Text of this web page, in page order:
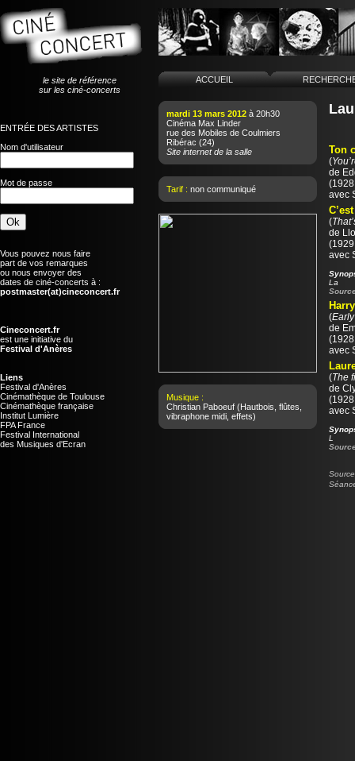
le site de référence
sur les ciné-concerts
ENTRÉE DES ARTISTES
Nom d'utilisateur
Mot de passe
Vous pouvez nous faire
part de vos remarques
ou nous envoyer des
dates de ciné-concerts à :
postmaster(at)cineconcert.fr
Cineconcert.fr
est une initiative du
Festival d'Anères
Liens
Festival d'Anères
Cinémathèque de Toulouse
Cinémathèque française
Institut Lumière
FPA France
Festival International
des Musiques d'Ecran
ACCUEIL
mardi 13 mars 2012 à 20h30
Cinéma Max Linder
rue des Mobiles de Coulmiers
Ribérac (24)
Site internet de la salle
Tarif : non communiqué
Musique :
Christian Paboeuf (Hautbois, flûtes,
vibraphone midi, effets)
Ton
(
de
avec
(
de
avec
La
(
de
avec
(The
de
avec
L